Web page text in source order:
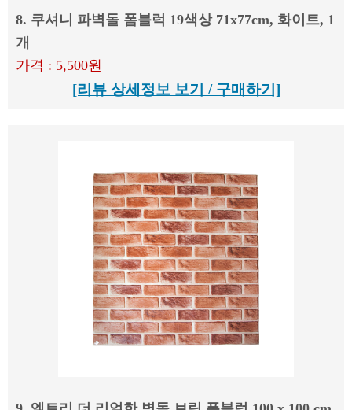
8. 쿠셔니 파벽돌 폼블럭 19색상 71x77cm, 화이트, 1
개
가격 : 5,500원
[리뷰 상세정보 보기 / 구매하기]